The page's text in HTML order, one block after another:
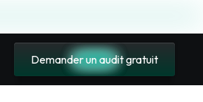
Demander un audit gratuit